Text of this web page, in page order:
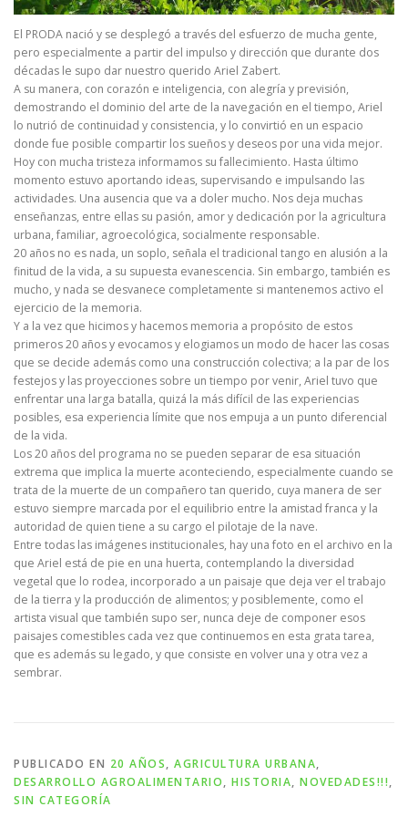
El PRODA nació y se desplegó a través del esfuerzo de mucha gente,
pero especialmente a partir del impulso y dirección que durante dos
décadas le supo dar nuestro querido Ariel Zabert.
A su manera, con corazón e inteligencia, con alegría y previsión,
demostrando el dominio del arte de la navegación en el tiempo, Ariel
lo nutrió de continuidad y consistencia, y lo convirtió en un espacio
donde fue posible compartir los sueños y deseos por una vida mejor.
Hoy con mucha tristeza informamos su fallecimiento. Hasta último
momento estuvo aportando ideas, supervisando e impulsando las
actividades. Una ausencia que va a doler mucho. Nos deja muchas
enseñanzas, entre ellas su pasión, amor y dedicación por la agricultura
urbana, familiar, agroecológica, socialmente responsable.
20 años no es nada, un soplo, señala el tradicional tango en alusión a la
finitud de la vida, a su supuesta evanescencia. Sin embargo, también es
mucho, y nada se desvanece completamente si mantenemos activo el
ejercicio de la memoria.
Y a la vez que hicimos y hacemos memoria a propósito de estos
primeros 20 años y evocamos y elogiamos un modo de hacer las cosas
que se decide además como una construcción colectiva; a la par de los
festejos y las proyecciones sobre un tiempo por venir, Ariel tuvo que
enfrentar una larga batalla, quizá la más difícil de las experiencias
posibles, esa experiencia límite que nos empuja a un punto diferencial
de la vida.
Los 20 años del programa no se pueden separar de esa situación
extrema que implica la muerte aconteciendo, especialmente cuando se
trata de la muerte de un compañero tan querido, cuya manera de ser
estuvo siempre marcada por el equilibrio entre la amistad franca y la
autoridad de quien tiene a su cargo el pilotaje de la nave.
Entre todas las imágenes institucionales, hay una foto en el archivo en la
que Ariel está de pie en una huerta, contemplando la diversidad
vegetal que lo rodea, incorporado a un paisaje que deja ver el trabajo
de la tierra y la producción de alimentos; y posiblemente, como el
artista visual que también supo ser, nunca deje de componer esos
paisajes comestibles cada vez que continuemos en esta grata tarea,
que es además su legado, y que consiste en volver una y otra vez a
sembrar.
PUBLICADO EN 20 AÑOS, AGRICULTURA URBANA,
DESARROLLO AGROALIMENTARIO, HISTORIA, NOVEDADES!!!,
SIN CATEGORÍA